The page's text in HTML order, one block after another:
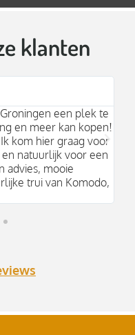
klanten
een plek te
en meer kan kopen!
kom hier graag voor
natuurlijk voor een
advies, mooie
trui van Komodo,